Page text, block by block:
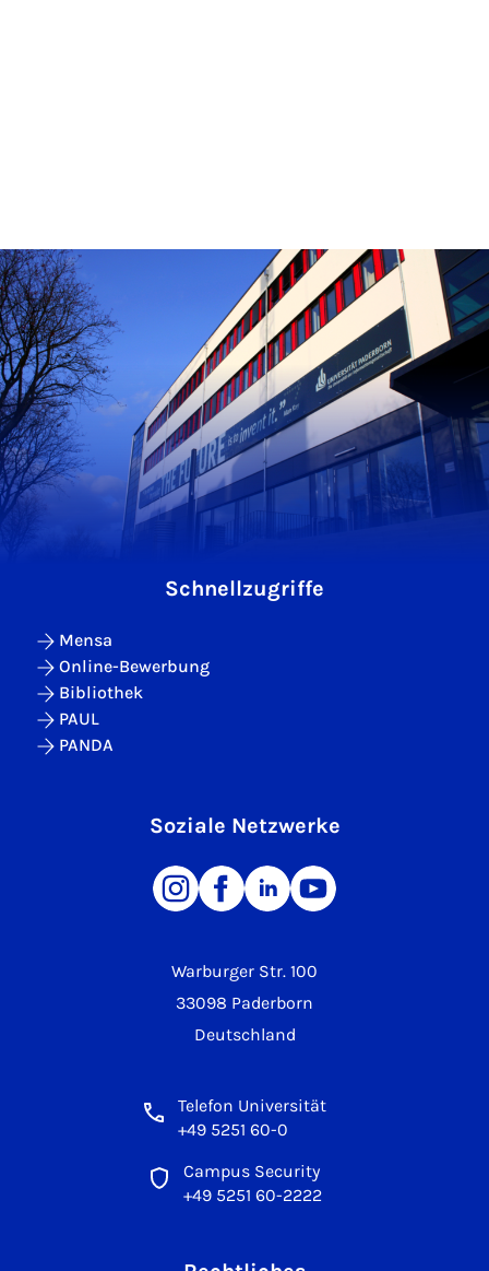
Warburger Str. 100
33098 Paderborn
Deutschland
Telefon Universität
+49 5251 60-0
Campus Security
+49 5251 60-2222
Schnellzugriffe
Mensa
Online-Bewerbung
Bibliothek
PAUL
PANDA
Soziale Netzwerke